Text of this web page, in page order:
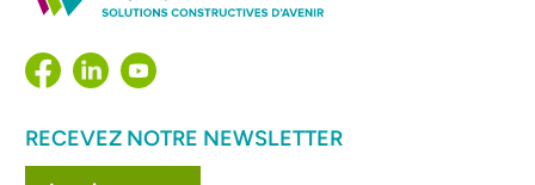
RECEVEZ NOTRE NEWSLETTER